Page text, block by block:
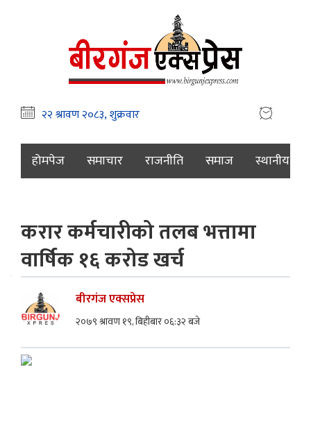
होमपेज समाचार राजनीति समाज स्थानीय
करार कर्मचारीको तलब भत्तामा
वार्षिक १६ करोड खर्च
बीरगंज एक्सप्रेस
२०७९ श्रावण १९, बिहीबार ०६:३२ बजे